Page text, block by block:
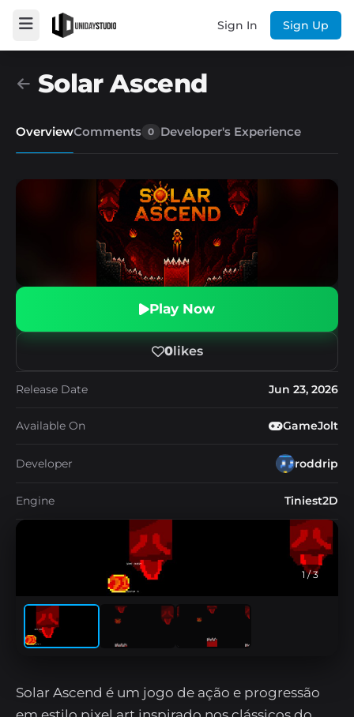
Sign In Sign Up
Solar Ascend
OverviewComments 0 Developer's Experience
Play Now
0likes
Release Date Jun 23, 2026
Available On GameJolt
Developer roddrip
Engine Tiniest2D
1/ 3
Solar Ascend é um jogo de ação e progressão